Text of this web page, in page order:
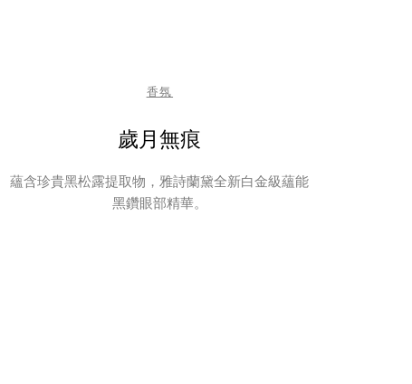
香氛
歲月無痕
蘊含珍貴黑松露提取物，雅詩蘭黛全新白金級蘊能
黑鑽眼部精華。